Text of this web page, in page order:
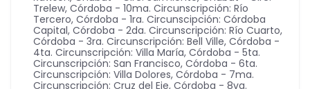
Trelew, Córdoba - 10ma. Circunscripción: Río
Tercero, Córdoba - 1ra. Circunscipción: Córdoba
Capital, Córdoba - 2da. Circunscripción: Río Cuarto,
Córdoba - 3ra. Circunscripción: Bell Ville, Córdoba -
4ta. Circunscripción: Villa María, Córdoba - 5ta.
Circunscripción: San Francisco, Córdoba - 6ta.
Circunscripción: Villa Dolores, Córdoba - 7ma.
Circunscripción: Cruz del Eje, Córdoba - 8va.